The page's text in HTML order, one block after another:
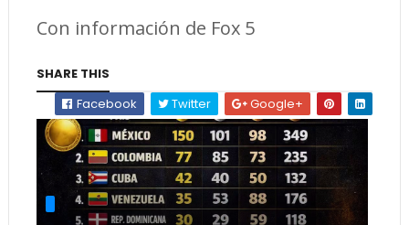
Con información de Fox 5
SHARE THIS
Facebook
Twitter Google+